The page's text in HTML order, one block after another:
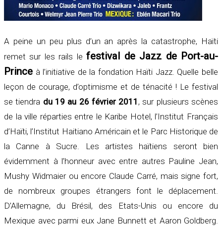
A peine un peu plus d’un an après la catastrophe, Haïti
remet sur les rails lefestival de Jazz de Port-au-
Prince à l’initiative de la fondation Haïti Jazz. Quelle belle
leçon de courage, d’optimisme et de ténacité ! Le festival
se tiendra du 19 au 26 février 2011 , sur plusieurs scènes
de la ville réparties entre le Karibe Hotel, l’Institut Français
d’Haïti, l’Institut Haitiano Américain et le Parc Historique de
la Canne à Sucre. Les artistes haïtiens seront bien
évidemment à l’honneur avec entre autres Pauline Jean,
Mushy Widmaier ou encore Claude Carré, mais signe fort,
de nombreux groupes étrangers font le déplacement.
D’Allemagne, du Brésil, des Etats-Unis ou encore du
Mexique avec parmi eux Jane Bunnett et Aaron Goldberg.